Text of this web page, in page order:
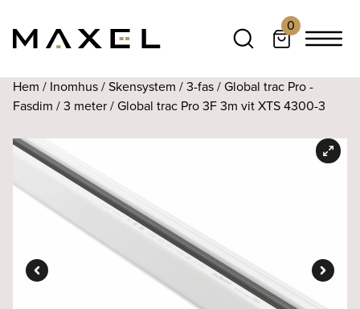
0
Hem / Inomhus/Skensystem /3-fas/Global trac Pro -
Fasdim /3 meter/ Global trac Pro 3F 3m vit XTS 4300-3